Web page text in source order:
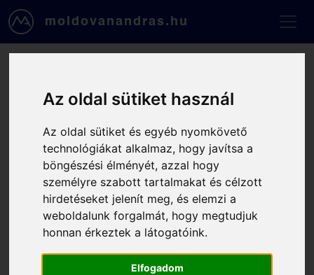
Az oldal sütiket használ
Az oldal sütiket és egyéb nyomkövető
technológiákat alkalmaz, hogy javítsa a
böngészési élményét, azzal hogy
személyre szabott tartalmakat és célzott
hirdetéseket jelenít meg, és elemzi a
weboldalunk forgalmát, hogy megtudjuk
honnan érkeztek a látogatóink.
Elfogadom
Ugrás a tartalomra
moldovanandras.hu
- 12:00
Kapcsolattartási adataid
Email
Telefonszámod